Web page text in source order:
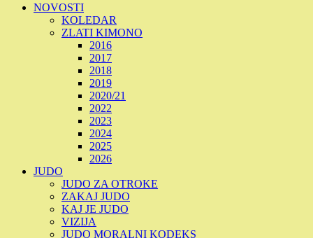
NOVOSTI
KOLEDAR
ZLATI KIMONO
2016
2017
2018
2019
2020/21
2022
2023
2024
2025
2026
JUDO
JUDO ZA OTROKE
ZAKAJ JUDO
KAJ JE JUDO
VIZIJA
JUDO MORALNI KODEKS